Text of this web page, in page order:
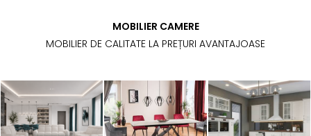
MOBILIER CAMERE
MOBILIER DE CALITATE LA PREȚURI AVANTAJOASE